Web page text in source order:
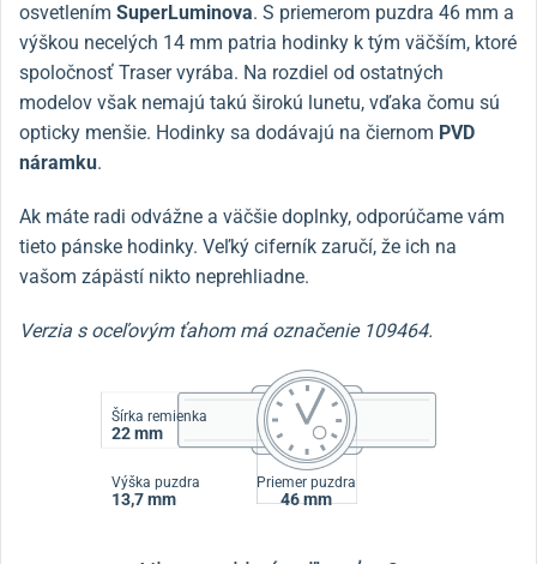
osvetlením SuperLuminova. S priemerom puzdra 46 mm a
výškou necelých 14 mm patria hodinky k tým väčším, ktoré
spoločnosť Traser vyrába. Na rozdiel od ostatných
modelov však nemajú takú širokú lunetu, vďaka čomu sú
opticky menšie. Hodinky sa dodávajú na čiernom PVD
náramku.
Ak máte radi odvážne a väčšie doplnky, odporúčame vám
tieto pánske hodinky. Veľký ciferník zaručí, že ich na
vašom zápästí nikto neprehliadne.
Verzia s oceľovým ťahom má označenie 109464.
Šírka remienka
22 mm
Výška puzdra
13,7 mm
Priemer puzdra
46 mm